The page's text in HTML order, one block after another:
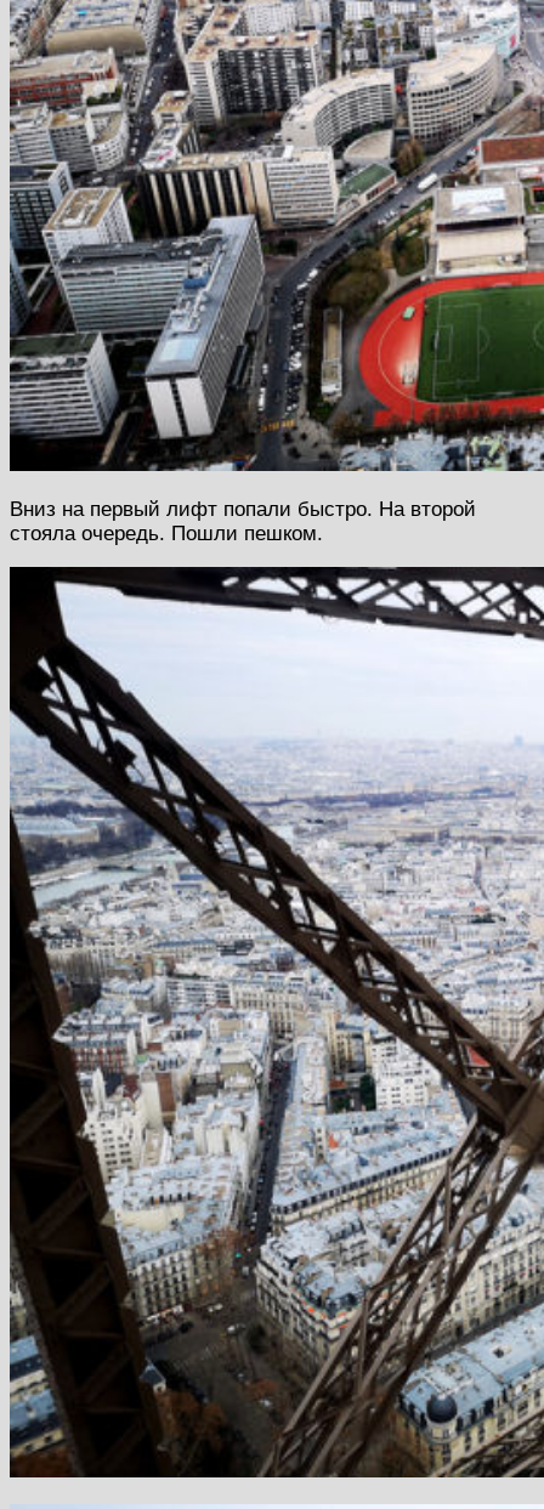
Вниз на первый лифт попали быстро. На второй
стояла очередь. Пошли пешком.